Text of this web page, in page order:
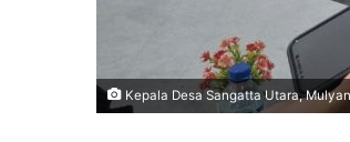
Kepala Desa Sangatta Utara,